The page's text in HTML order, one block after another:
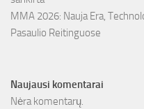
MMA 2026: Nauja Era,
Pasaulio Reitinguose
Naujausi komentarai
Nėra komentarų.